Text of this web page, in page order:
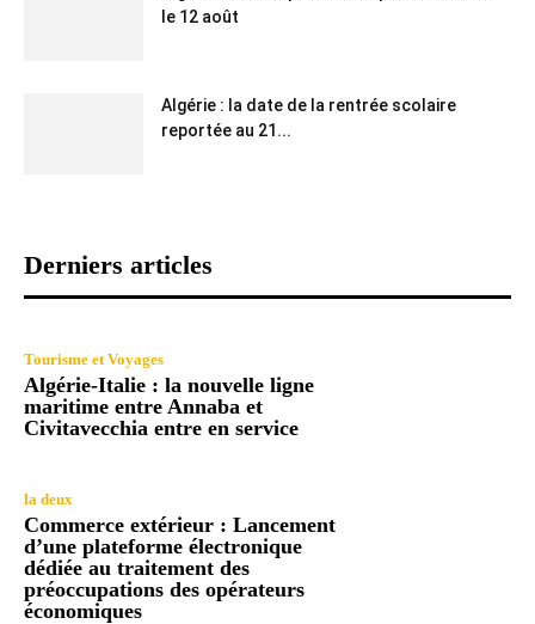
le 12 août
Algérie : la date de la rentrée scolaire
reportée au 21...
Derniers articles
Tourisme et Voyages
Algérie-Italie : la nouvelle ligne
maritime entre Annaba et
Civitavecchia entre en service
la deux
Commerce extérieur : Lancement
d’une plateforme électronique
dédiée au traitement des
préoccupations des opérateurs
économiques